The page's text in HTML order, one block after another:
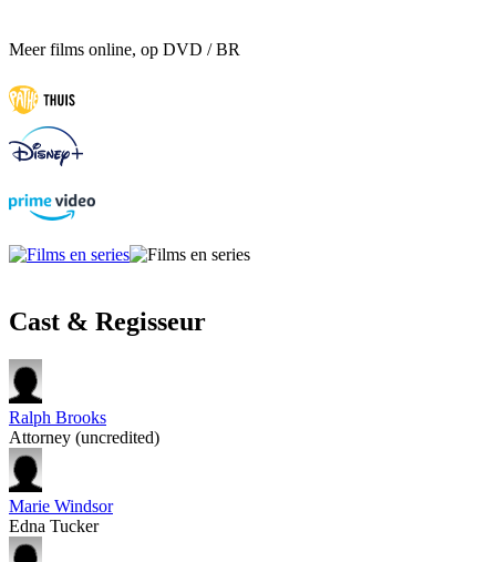
Meer films online, op DVD / BR
Cast & Regisseur
Ralph Brooks
Attorney (uncredited)
Marie Windsor
Edna Tucker